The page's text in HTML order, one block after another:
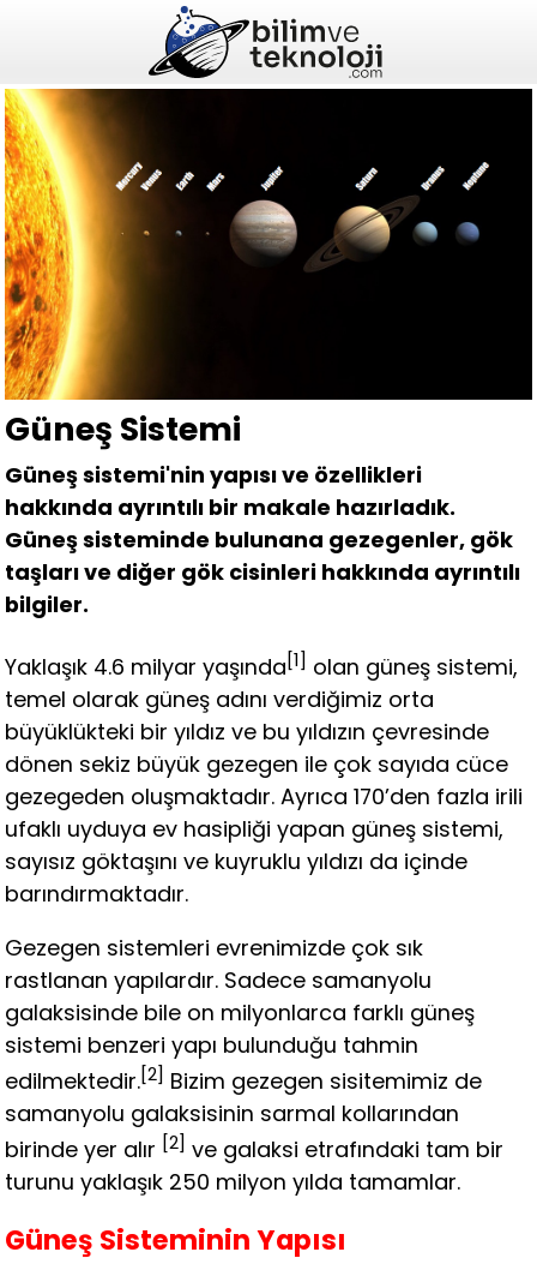
Güneş Sistemi
Güneş sistemi'nin yapısı ve özellikleri
hakkında ayrıntılı bir makale hazırladık.
Güneş sisteminde bulunana gezegenler, gök
taşları ve diğer gök cisinleri hakkında ayrıntılı
bilgiler.
Yaklaşık 4.6 milyar yaşında[1] olan güneş sistemi,
temel olarak güneş adını verdiğimiz orta
büyüklükteki bir yıldız ve bu yıldızın çevresinde
dönen sekiz büyük gezegen ile çok sayıda cüce
gezegeden oluşmaktadır. Ayrıca 170’den fazla irili
ufaklı uyduya ev hasipliği yapan güneş sistemi,
sayısız göktaşını ve kuyruklu yıldızı da içinde
barındırmaktadır.
Gezegen sistemleri evrenimizde çok sık
rastlanan yapılardır. Sadece samanyolu
galaksisinde bile on milyonlarca farklı güneş
sistemi benzeri yapı bulunduğu tahmin
edilmektedir.[2] Bizim gezegen sisitemimiz de
samanyolu galaksisinin sarmal kollarından
birinde yer alır [2] ve galaksi etrafındaki tam bir
turunu yaklaşık 250 milyon yılda tamamlar.
Güneş Sisteminin Yapısı